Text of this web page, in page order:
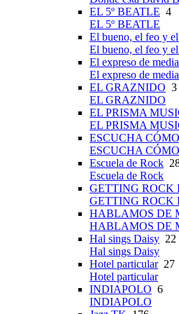
EL 5º BEATLE 4
EL 5º BEATLE
El bueno, el feo y
El bueno, el feo y
El expreso de
El expreso de
EL GRAZNIDO 3
EL GRAZNIDO
EL PRISMA
EL PRISMA
ESCUCHA
ESCUCHA
Escuela de Rock
Escuela de Rock
GETTING ROCK
GETTING ROCK
HABLAMOS DE
HABLAMOS DE
Hal sings Daisy 22
Hal sings Daisy
Hotel particular27
Hotel particular
INDIAPOLO 6
INDIAPOLO